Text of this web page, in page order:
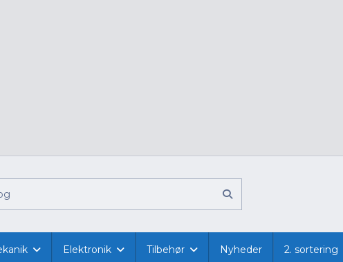
Elektronik Tilbehør Nyheder 2. sortering